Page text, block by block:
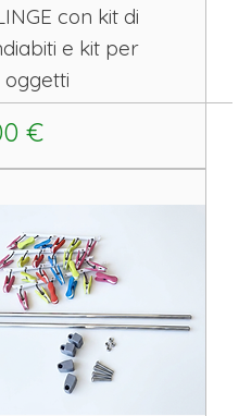
con kit di
e kit per
oggetti
€